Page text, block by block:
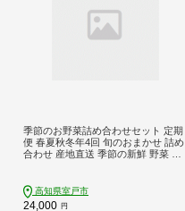
季節のお野菜詰め合わせセット 定期
便 春夏秋冬年4回 旬のおまかせ 詰め
合わせ 産地直送 季節の新鮮 野菜 定
ス 玉ねぎ 蓮根 等 ふるさと納税 高知
県 室戸市
高知県室戸市
24,000 円